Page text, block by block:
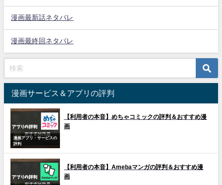
漫画最新話ネタバレ
漫画最終回ネタバレ
漫画サービス＆アプリの評判
漫画アプリ・サービスの
評判
【利用者の本音】めちゃコミックの評判＆おすすめ漫
画
【利用者の本音】Amebaマンガの評判＆おすすめ漫
画